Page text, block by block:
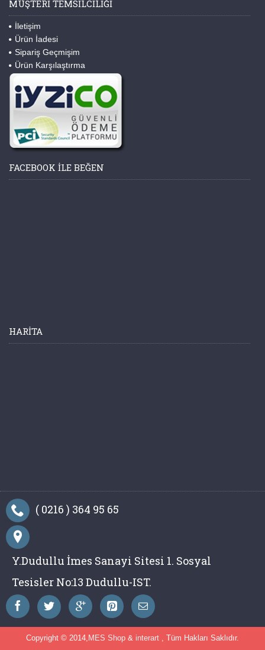
MÜŞTERI TEMSILCILIĞI
İletişim
Ürün İadesi
Sipariş Geçmişim
Ürün Karşılaştırma
FACEBOOK ILE BEĞEN
HARITA
( 0216 ) 364 95 65
Y.Dudullu İmes Sanayi Sitesi 1. Sosyal
Tesisler No:13 Dudullu-IST.
Copyright © 2014, MES Shop & interart , Tüm Hakları Saklıdır.